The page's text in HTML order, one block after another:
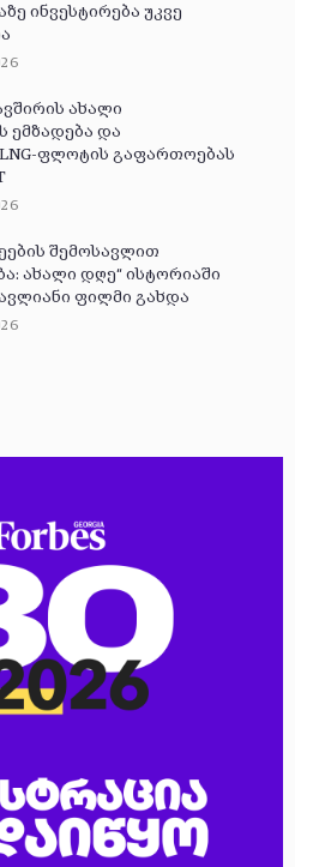
ინვესტირება უკვე
ახალი
ემზადება და
ფლოტის გაფართოებას
შემოსავლით
ახალი დღე“ ისტორიაში
ფილმი გახდა